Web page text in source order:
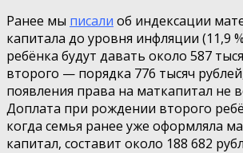
Ранее мы писали об индексации
капитала до уровня инфляции (11,9
ребёнка будут давать около 587
второго — порядка 776 тысяч
появления права на маткапитал не
Доплата при рождении второго
когда семья ранее уже оформляла
капитал, составит около 188 682